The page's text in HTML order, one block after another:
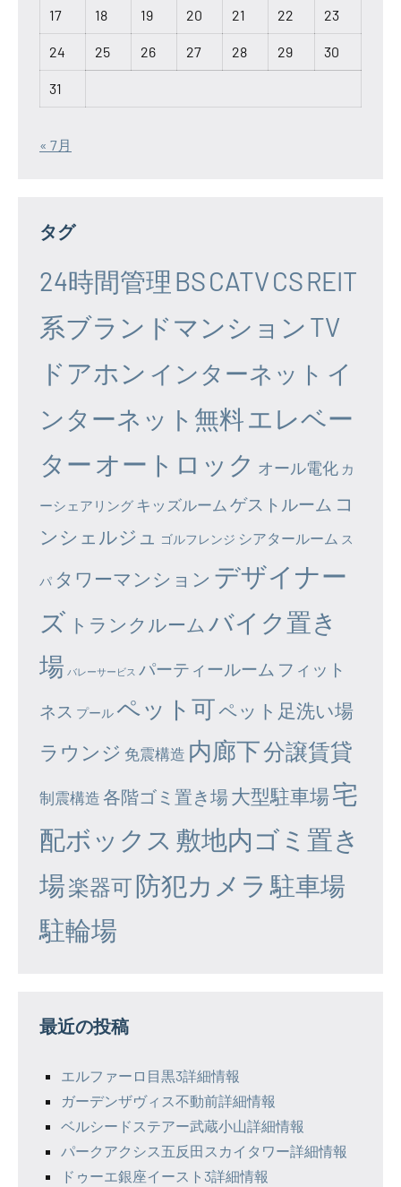
17 18 19 20 21 22 23
24 25 26 27 28 29 30
31
« 7月
タグ
24時間管理 BSCATVCSREIT
系ブランドマンション TV
ドアホン インターネット イ
ンターネット無料エレベー
ター オートロック オール電化 カ
ーシェアリング キッズルーム ゲストルーム コ
ンシェルジュ
ゴルフレンジ シアタールーム ス
パ タワーマンション デザイナー
ズ トランクルーム バイク置き
場 バレーサービス パーティールーム フィット
ネス プール ペット可ペット足洗い場
ラウンジ 免震構造 内廊下分譲賃貸
制震構造 各階ゴミ置き場大型駐車場宅
配ボックス 敷地内ゴミ置き
場楽器可防犯カメラ 駐車場
駐輪場
最近の投稿
エルファーロ目黒3詳細情報
ガーデンザヴィス不動前詳細情報
ベルシードステアー武蔵小山詳細情報
パークアクシス五反田スカイタワー詳細情報
ドゥーエ銀座イースト3詳細情報